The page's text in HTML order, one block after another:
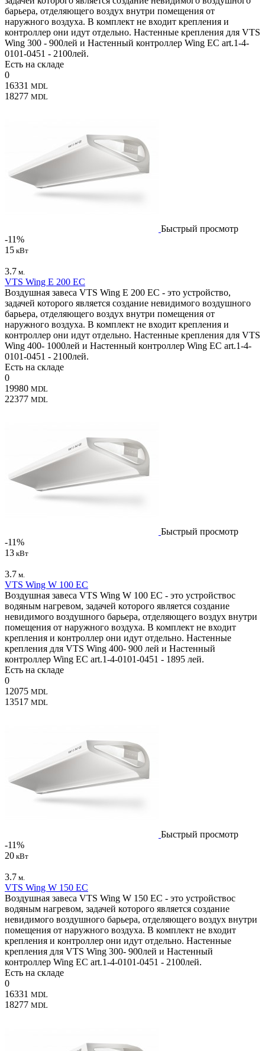
барьера, отделяющего воздух внутри помещения от
наружного воздуха. В комплект не входит крепления и
контроллер они идут отдельно. Настенные крепления для VTS
Wing 300 - 900лей и Настенный контроллер Wing EC art.1-4-
0101-0451 - 2100лей.
Есть на складе
0
16331 MDL
18277 MDL
Быстрый просмотр
-11%
15 кВт
3.7 м.
VTS Wing E 200 EC
Воздушная завеса VTS Wing E 200 EC - это устройство,
задачей которого является создание невидимого воздушного
барьера, отделяющего воздух внутри помещения от
наружного воздуха. В комплект не входит крепления и
контроллер они идут отдельно. Настенные крепления для VTS
Wing 400- 1000лей и Настенный контроллер Wing EC art.1-4-
0101-0451 - 2100лей.
Есть на складе
0
19980 MDL
22377 MDL
Быстрый просмотр
-11%
13 кВт
3.7 м.
VTS Wing W 100 EC
Воздушная завеса VTS Wing W 100 EC - это устройствос
водяным нагревом, задачей которого является создание
невидимого воздушного барьера, отделяющего воздух внутри
помещения от наружного воздуха. В комплект не входит
крепления и контроллер они идут отдельно. Настенные
крепления для VTS Wing 400- 900 лей и Настенный
контроллер Wing EC art.1-4-0101-0451 - 1895 лей.
Есть на складе
0
12075 MDL
13517 MDL
Быстрый просмотр
-11%
20 кВт
3.7 м.
VTS Wing W 150 EC
Воздушная завеса VTS Wing W 150 EC - это устройствос
водяным нагревом, задачей которого является создание
невидимого воздушного барьера, отделяющего воздух внутри
помещения от наружного воздуха. В комплект не входит
крепления и контроллер они идут отдельно. Настенные
крепления для VTS Wing 300- 900лей и Настенный
контроллер Wing EC art.1-4-0101-0451 - 2100лей.
Есть на складе
0
16331 MDL
18277 MDL